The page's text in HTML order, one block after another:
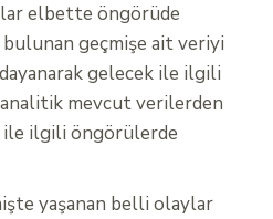
elbette öngörüde
geçmişe ait veriyi
gelecek ile ilgili
mevcut verilerden
ile ilgili öngörülerde
yaşanan belli olaylar